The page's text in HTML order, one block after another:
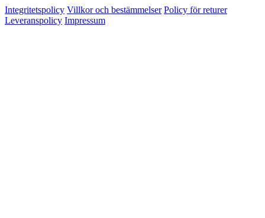
Integritetspolicy Villkor och bestämmelser Policy för returer
Leveranspolicy Impressum